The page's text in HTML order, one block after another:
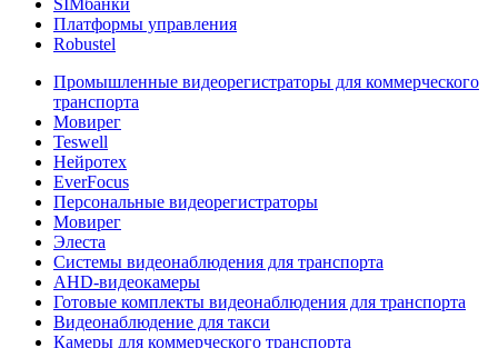
SIMбанки
Платформы управления
Robustel
Промышленные видеорегистраторы для коммерческого
транспорта
Мовирег
Teswell
Нейротех
EverFocus
Персональные видеорегистраторы
Мовирег
Элеста
Системы видеонаблюдения для транспорта
AHD-видеокамеры
Готовые комплекты видеонаблюдения для транспорта
Видеонаблюдение для такси
Камеры для коммерческого транспорта